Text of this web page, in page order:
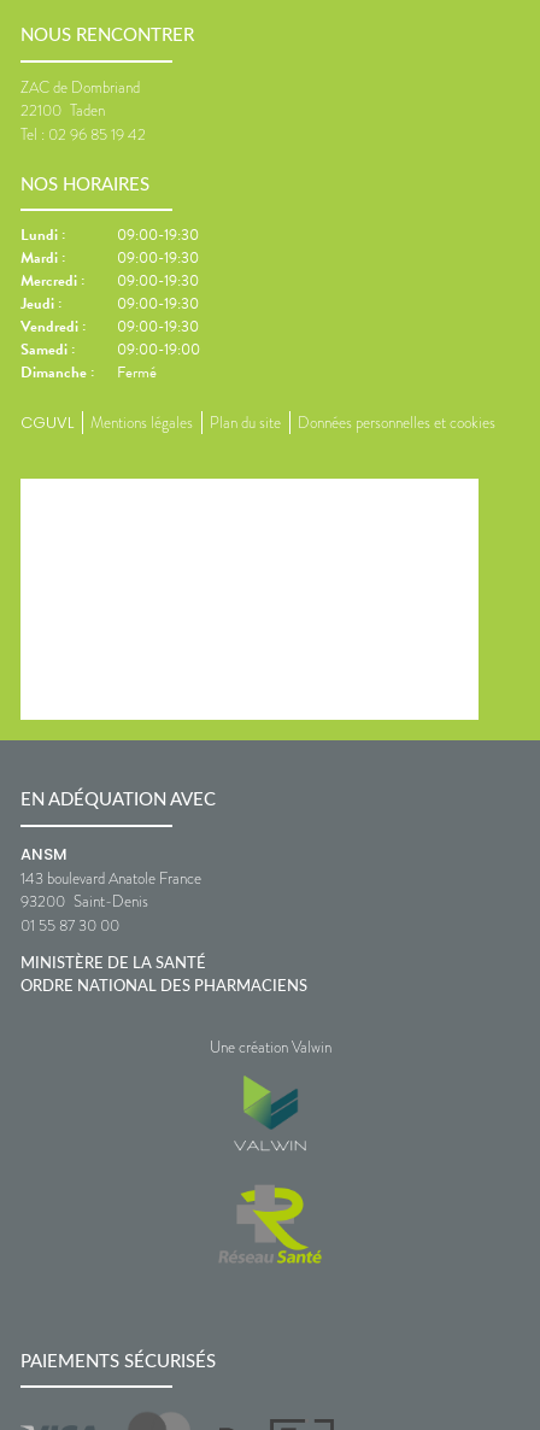
NOUS RENCONTRER
ZAC de Dombriand
22100 Taden
Tel : 02 96 85 19 42
NOS HORAIRES
Lundi :
09:00-19:30
Mardi :
09:00-19:30
Mercredi :
09:00-19:30
Jeudi :
09:00-19:30
Vendredi :
09:00-19:30
Samedi :
09:00-19:00
Dimanche : Fermé
CGUVL Mentions légales Plan du site Données personnelles et cookies
EN ADÉQUATION AVEC
ANSM
143 boulevard Anatole France
93200 Saint-Denis
01 55 87 30 00
MINISTÈRE DE LA SANTÉ
ORDRE NATIONAL DES PHARMACIENS
Une création Valwin
PAIEMENTS SÉCURISÉS